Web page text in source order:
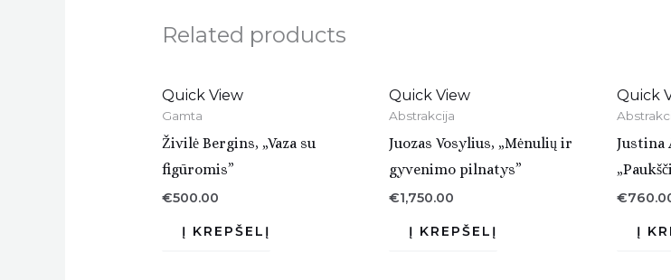
Related products
Quick View
Gamta
Živilė Bergins, „Vaza su
figūromis”
€500.00
Quick View
Abstrakcija
Juozas Vosylius, „Mėnulių ir
gyvenimo pilnatys”
€1,750.00
Quick
Justina
€